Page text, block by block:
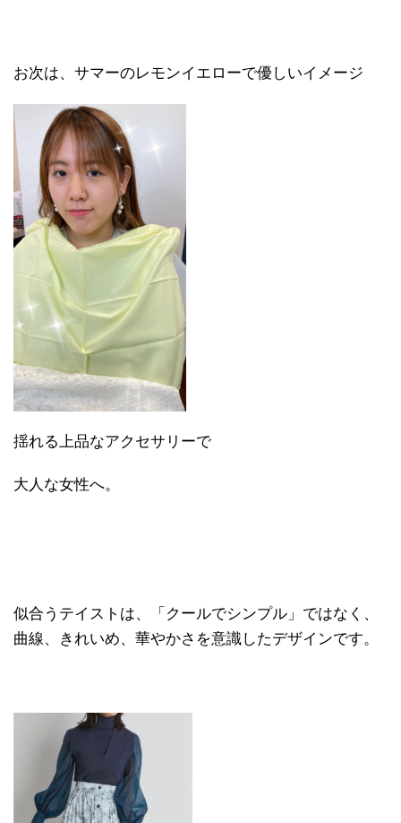
お次は、サマーのレモンイエローで優しいイメージ
揺れる上品なアクセサリーで
大人な女性へ。
似合うテイストは、「クールでシンプル」ではなく、
曲線、きれいめ、華やかさを意識したデザインです。